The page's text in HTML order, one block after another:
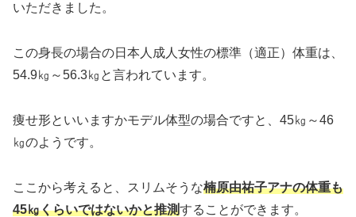
いただきました。
この身長の場合の日本人成人女性の標準（適正）体重は、
54.9㎏～56.3㎏と言われています。
痩せ形といいますかモデル体型の場合ですと、45㎏～46
㎏のようです。
ここから考えると、スリムそうな楠原由祐子アナの体重も
45㎏くらいではないかと推測することができます。